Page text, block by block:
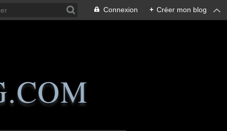
Connexion + Créer mon blog